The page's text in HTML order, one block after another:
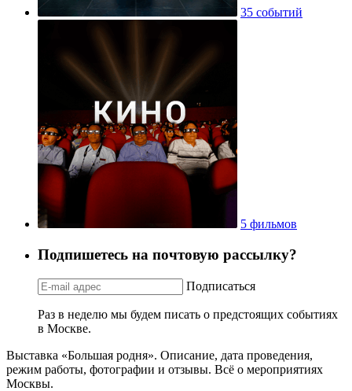
35 событий
5 фильмов
Подпишетесь на почтовую рассылку?
Подписаться
Раз в неделю мы будем писать о предстоящих событиях
в Москве.
Выставка «Большая родня». Описание, дата проведения,
режим работы, фотографии и отзывы. Всё о мероприятиях
Москвы.